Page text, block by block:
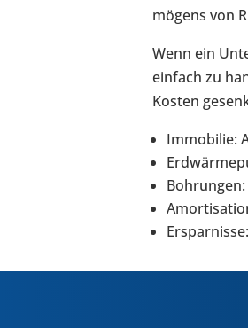
mö­gens von
Wenn ein
einfach zu
Kosten
Immo­bi­lie: